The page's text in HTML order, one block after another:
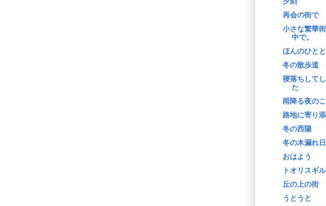
再会の街で
小さな繁華
中で。
ほんのひと
冬の散歩道
寝落ちして
た
雨降る夜の
路地に寄り
冬の西陽
冬の木漏れ日
おはよう
トオリスギル
丘の上の街
うとうと